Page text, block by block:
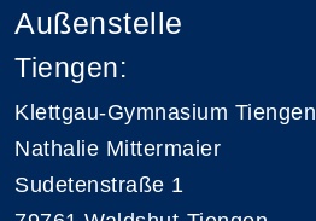
Außenstelle
Tiengen:
Klettgau-Gymnasium Tiengen
Nathalie Mittermaier
Sudetenstraße 1